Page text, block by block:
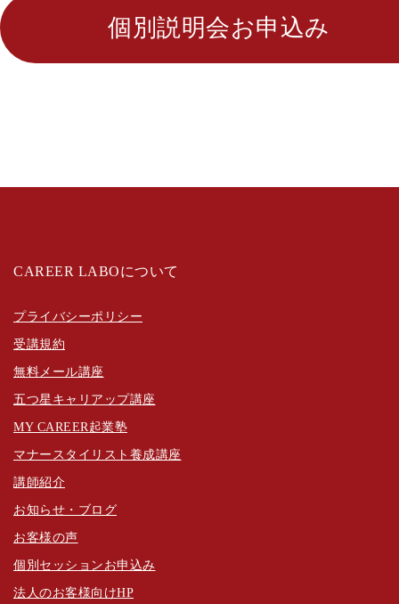
個別説明会お申込み
CAREER LABOについて
プライバシーポリシー
受講規約
無料メール講座
五つ星キャリアップ講座
MY CAREER起業塾
マナースタイリスト養成講座
講師紹介
お知らせ・ブログ
お客様の声
個別セッションお申込み
法人のお客様向けHP